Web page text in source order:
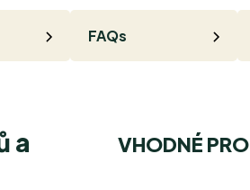
FAQs
a
VHODNÉ PRO